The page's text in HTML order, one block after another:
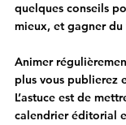
quelques conseils
mieux, et gagner du
Animer
plus vous publierez
L’astuce est de
calendrier éditorial